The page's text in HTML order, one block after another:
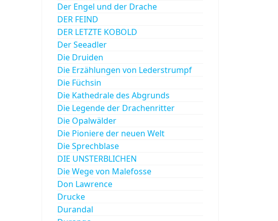
Der Engel und der Drache
DER FEIND
DER LETZTE KOBOLD
Der Seeadler
Die Druiden
Die Erzählungen von Lederstrumpf
Die Füchsin
Die Kathedrale des Abgrunds
Die Legende der Drachenritter
Die Opalwälder
Die Pioniere der neuen Welt
Die Sprechblase
DIE UNSTERBLICHEN
Die Wege von Malefosse
Don Lawrence
Drucke
Durandal